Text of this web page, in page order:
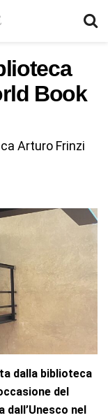
Book
Arturo Frinzi
dalla biblioteca
del
nel